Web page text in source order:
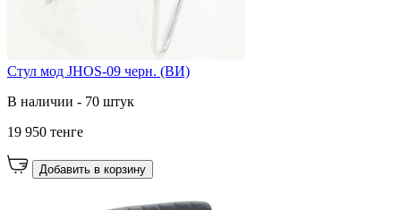
Стул мод JHOS-09 черн. (ВИ)
В наличии - 70 штук
19 950 тенге
Добавить в корзину